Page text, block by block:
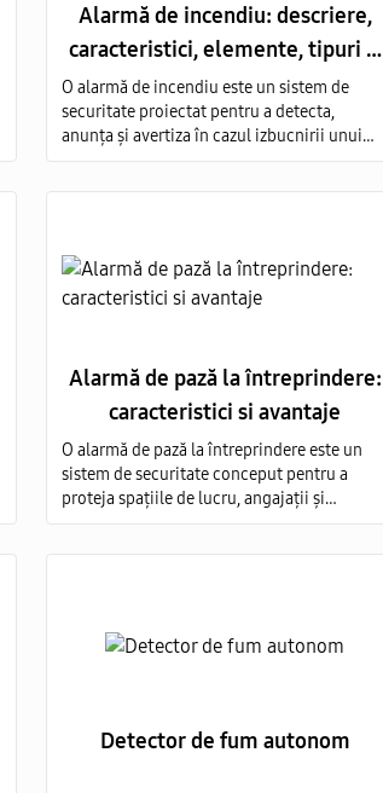
Alarmă de incendiu: descriere,
caracteristici, elemente, tipuri si
avantaje
O alarmă de incendiu este un sistem de
securitate proiectat pentru a detecta,
anunța și avertiza în cazul izbucnirii unui
incendiu.
Alarmă de pază la întreprindere:
caracteristici si avantaje
O alarmă de pază la întreprindere este un
sistem de securitate conceput pentru a
proteja spațiile de lucru, angajații și
bunurile unei companii împotriva
Detector de fum autonom